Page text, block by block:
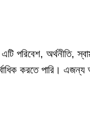
পরিবেশ, অর্থনীতি,
করতে পারি। এজন্য